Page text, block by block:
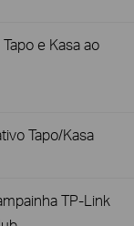
e Kasa ao
Tapo/Kasa
TP-Link